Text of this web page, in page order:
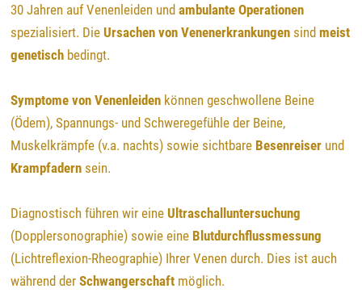
30 Jahren auf Venenleiden undambulante Operationen
spezialisiert. DieUrsachen von Venenerkrankungen sindmeist
genetisch bedingt.
Symptome von Venenleiden können geschwollene Beine
(Ödem), Spannungs- und Schweregefühle der Beine,
Muskelkrämpfe (v.a. nachts) sowie sichtbare Besenreiser und
Krampfadern sein.
Diagnostisch führen wir eineUltraschalluntersuchung
(Dopplersonographie) sowie eine Blutdurchflussmessung
(Lichtreflexion-Rheographie) Ihrer Venen durch. Dies ist auch
während derSchwangerschaft möglich.